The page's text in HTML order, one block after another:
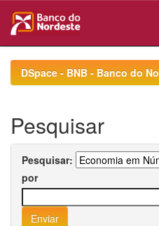
navigationDSpace - BNB - Banco do
Pesquisar
Pesquisar:
por